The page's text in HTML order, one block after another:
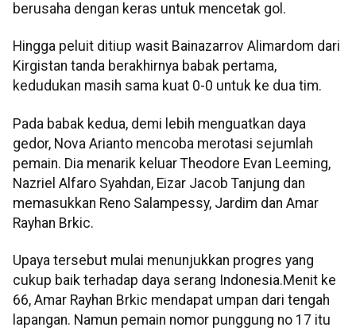
berusaha dengan keras untuk mencetak gol.
Hingga peluit ditiup wasit Bainazarrov Alimardom dari
Kirgistan tanda berakhirnya babak pertama,
kedudukan masih sama kuat 0-0 untuk ke dua tim.
Pada babak kedua, demi lebih menguatkan daya
gedor, Nova Arianto mencoba merotasi sejumlah
pemain. Dia menarik keluar Theodore Evan Leeming,
Nazriel Alfaro Syahdan, Eizar Jacob Tanjung dan
memasukkan Reno Salampessy, Jardim dan Amar
Rayhan Brkic.
Upaya tersebut mulai menunjukkan progres yang
cukup baik terhadap daya serang Indonesia.Menit ke
66, Amar Rayhan Brkic mendapat umpan dari tengah
lapangan. Namun pemain nomor punggung no 17 itu